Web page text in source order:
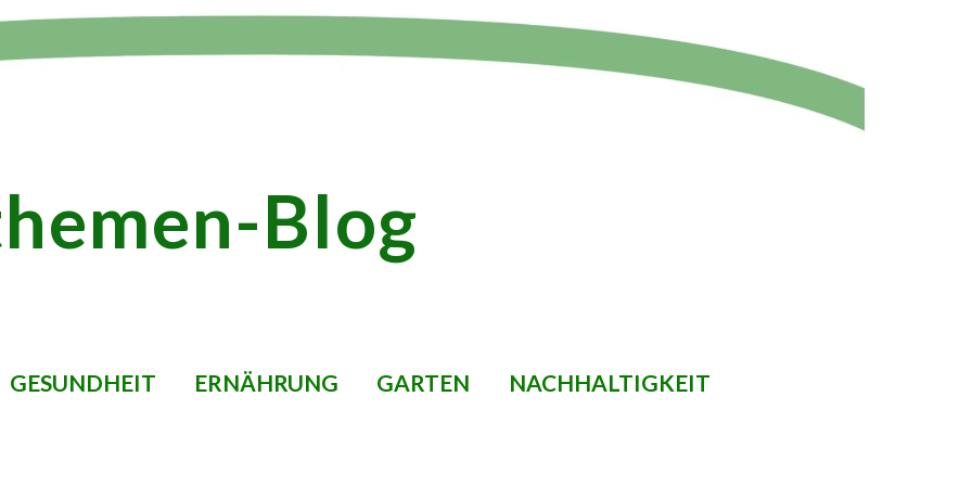
Blog
GESUNDHEIT ERNÄHRUNG GARTEN NACHHALTIGKEIT